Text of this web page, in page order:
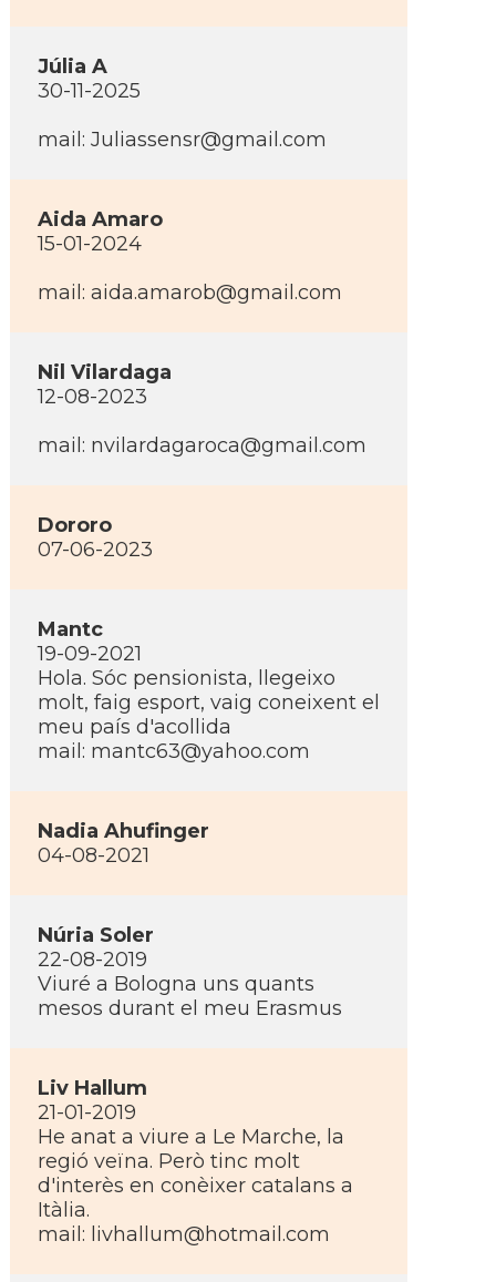
Júlia A
30-11-2025
mail: Juliassensr@gmail.com
Aida Amaro
15-01-2024
mail: aida.amarob@gmail.com
Nil Vilardaga
12-08-2023
mail: nvilardagaroca@gmail.com
Dororo
07-06-2023
Mantc
19-09-2021
Hola. Sóc pensionista, llegeixo
molt, faig esport, vaig coneixent el
meu paí­s d'acollida
mail: mantc63@yahoo.com
Nadia Ahufinger
04-08-2021
Núria Soler
22-08-2019
Viuré a Bologna uns quants
mesos durant el meu Erasmus
Liv Hallum
21-01-2019
He anat a viure a Le Marche, la
regió veïna. Però tinc molt
d'interès en conèixer catalans a
Itàlia.
mail: livhallum@hotmail.com